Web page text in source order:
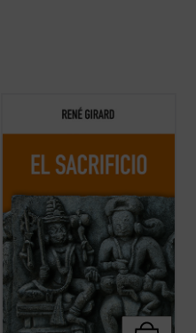
Esta nueva edición, publicada a modo de
conmemoración por el centenario del
girardiano, pues el sacrificio no es un tema
cualquiera de la antropología o de la ...